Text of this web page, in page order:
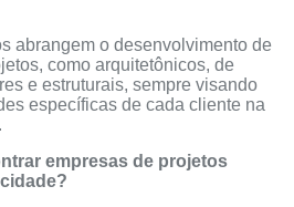
abrangem o desenvolvimento de
como arquitetônicos, de
e estruturais, sempre visando
específicas de cada cliente na
empresas de projetos